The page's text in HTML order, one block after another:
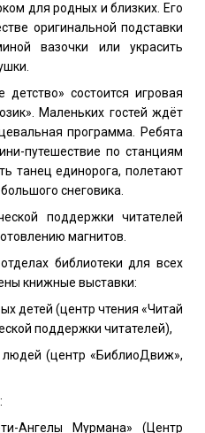
для родных и близких. Его
оригинальной подставки
вазочки или украсить
состоится игровая
Маленьких гостей ждёт
программа. Ребята
путешествие по станциям
танец единорога, полетают
снеговика.
поддержки читателей
магнитов.
библиотеки для всех
книжные выставки:
детей (центр чтения «Читай
поддержки читателей),
(центр «БиблиоДвиж»,
Ангелы Мурмана» (Центр